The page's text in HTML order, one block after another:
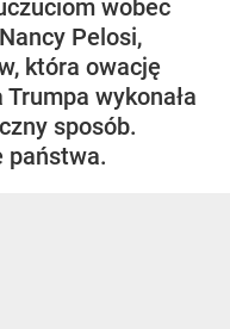
wobec
Pelosi,
która owację
wykonała
sposób.
państwa.